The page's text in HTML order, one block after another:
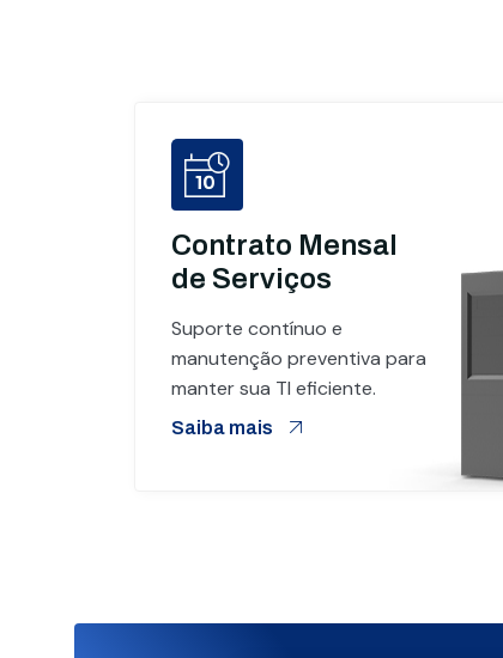
Contrato Mensal
de Serviços
Suporte contínuo e
manutenção preventiva para
manter sua TI eficiente.
Saiba mais